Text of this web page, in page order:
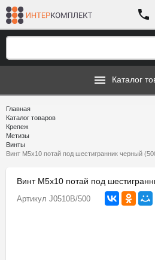
Каталог
Главная
Каталог товаров
Крепеж
Метизы
Винты
Винт М5х10 потай под шестигранник черный
Винт М5х10 потай под
Артикул J0510B/500